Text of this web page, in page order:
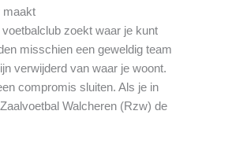
maakt
zoekt waar je kunt
misschien een geweldig team
verwijderd van waar je woont.
compromis sluiten. Als je in
Walcheren (Rzw) de